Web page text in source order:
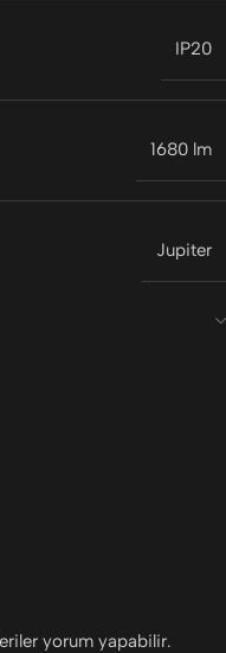
IP20
1680 lm
Jupiter
yorum yapabilir.